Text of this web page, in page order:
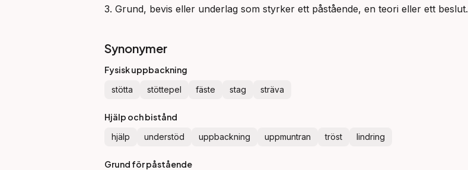
3. Grund, bevis eller underlag som styrker ett påstående, en teori eller ett beslut.
Synonymer
Fysisk uppbackning
stötta stöttepel fäste stag sträva
Hjälp och bistånd
hjälp understöd uppbackning uppmuntran tröst lindring
Grund för påstående